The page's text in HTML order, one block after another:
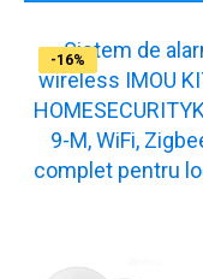
-31%
Sistem de
wireless IMOU
9-M, WiFi,
complet pentru
-19%
-21%
-13%
-15%
-20%
-12%
-13%
-16%